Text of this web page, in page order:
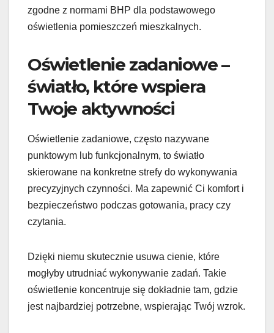
zgodne z normami BHP dla podstawowego
oświetlenia pomieszczeń mieszkalnych.
Oświetlenie zadaniowe –
światło, które wspiera
Twoje aktywności
Oświetlenie zadaniowe, często nazywane
punktowym lub funkcjonalnym, to światło
skierowane na konkretne strefy do wykonywania
precyzyjnych czynności. Ma zapewnić Ci komfort i
bezpieczeństwo podczas gotowania, pracy czy
czytania.
Dzięki niemu skutecznie usuwa cienie, które
mogłyby utrudniać wykonywanie zadań. Takie
oświetlenie koncentruje się dokładnie tam, gdzie
jest najbardziej potrzebne, wspierając Twój wzrok.